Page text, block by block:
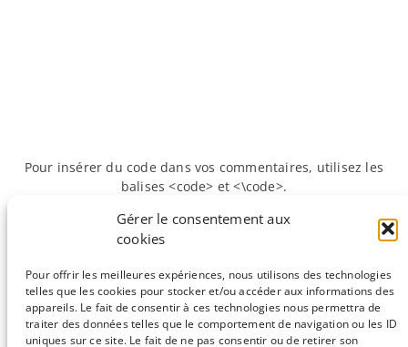
Gérer le consentement aux
cookies
Pour offrir les meilleures expériences, nous utilisons des technologies
telles que les cookies pour stocker et/ou accéder aux informations des
appareils. Le fait de consentir à ces technologies nous permettra de
traiter des données telles que le comportement de navigation ou les ID
uniques sur ce site. Le fait de ne pas consentir ou de retirer son
Pour insérer du code dans vos commentaires, utilisez les
balises <code> et <\code>.
1… 2… 3… 4C ! Ou
chromatine.
grosses matrices en R »